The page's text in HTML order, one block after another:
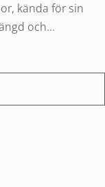
kända för sin
och...